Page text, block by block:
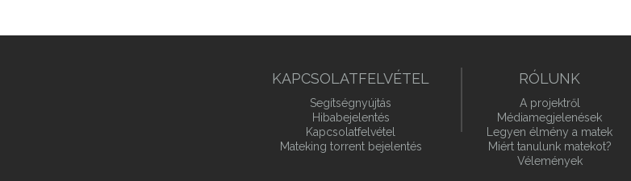
KAPCSOLATFELVÉTEL
Segítségnyújtás
Hibabejelentés
Kapcsolatfelvétel
Mateking torrent bejelentés
RÓLUNK
A projektről
Médiamegjelenések
Legyen élmény a matek
Miért tanulunk matekot?
Vélemények